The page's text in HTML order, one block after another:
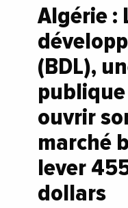
Algérie :
(BDL),
ouvrir
marché
lever
dollars